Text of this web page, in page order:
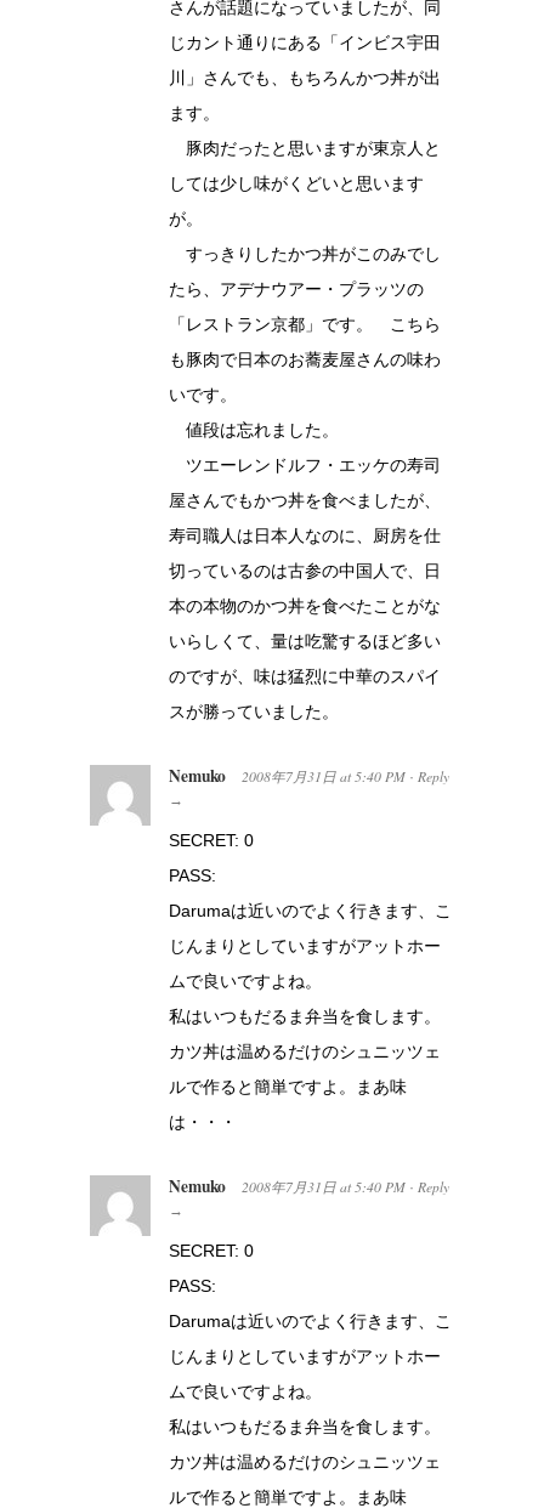
さんが話題になっていましたが、同
じカント通りにある「インビス宇田
川」さんでも、もちろんかつ丼が出
ます。
豚肉だったと思いますが東京人と
しては少し味がくどいと思います
が。
すっきりしたかつ丼がこのみでし
たら、アデナウアー・プラッツの
「レストラン京都」です。 こちら
も豚肉で日本のお蕎麦屋さんの味わ
いです。
値段は忘れました。
ツエーレンドルフ・エッケの寿司
屋さんでもかつ丼を食べましたが、
寿司職人は日本人なのに、厨房を仕
切っているのは古参の中国人で、日
本の本物のかつ丼を食べたことがな
いらしくて、量は吃驚するほど多い
のですが、味は猛烈に中華のスパイ
スが勝っていました。
Nemuko 2008年7月31日 at 5:40 PM · Reply
→
SECRET: 0
PASS:
Darumaは近いのでよく行きます、こ
じんまりとしていますがアットホー
ムで良いですよね。
私はいつもだるま弁当を食します。
カツ丼は温めるだけのシュニッツェ
ルで作ると簡単ですよ。まあ味
は・・・
Nemuko 2008年7月31日 at 5:40 PM · Reply
→
SECRET: 0
PASS:
Darumaは近いのでよく行きます、こ
じんまりとしていますがアットホー
ムで良いですよね。
私はいつもだるま弁当を食します。
カツ丼は温めるだけのシュニッツェ
ルで作ると簡単ですよ。まあ味